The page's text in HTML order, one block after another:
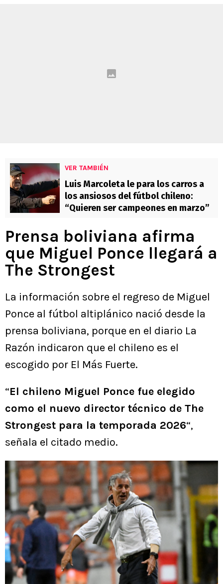
VER TAMBIÉN
Luis Marcoleta le para los carros a
los ansiosos del fútbol chileno:
“Quieren ser campeones en marzo”
Prensa boliviana afirma
que Miguel Ponce llegará a
The Strongest
La información sobre el regreso de Miguel
Ponce al fútbol altiplánico nació desde la
prensa boliviana, porque en el diario La
Razón indicaron que el chileno es el
escogido por El Más Fuerte.
“El chileno Miguel Ponce fue elegido
como el nuevo director técnico de The
Strongest para la temporada 2026“,
señala el citado medio.